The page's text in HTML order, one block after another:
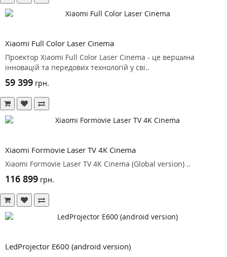
Xiaomi Full Color Laser Cinema
Проектор Xiaomi Full Color Laser Cinema - це вершина
інновацій та передових технологій у сві..
59 399 грн.
Xiaomi Formovie Laser TV 4K Cinema
Xiaomi Formovie Laser TV 4K Cinema (Global version) ..
116 899 грн.
LedProjector E600 (android version)